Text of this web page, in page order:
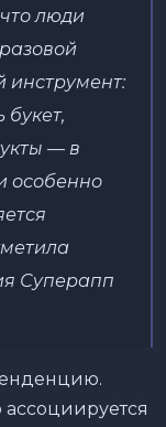
что люди
инструмент:
букет,
— в
особенно
Суперапп